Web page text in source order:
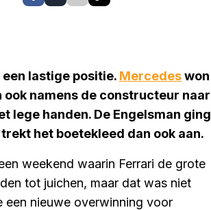
lastige positie. Mercedeswon
namens de constructeur naar
lege handen. De Engelsman ging
het boetekleed dan ook aan.
weekend waarin Ferrari de grote
tot juichen, maar dat was niet
een nieuwe overwinning voor